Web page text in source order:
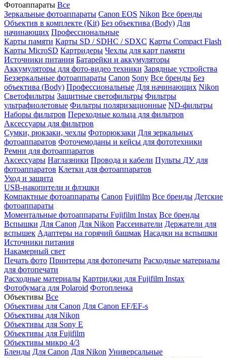
Фотоаппараты Все
Зеркальные фотоаппараты Canon EOS Nikon Все бренды
Объектив в комплекте (Kit) Без объектива (Body) Для
начинающих Профессиональные
Карты памяти Карты SD / SDHC / SDXC Карты Compact Flash
Карты MicroSD Картридеры Чехлы для карт памяти
Источники питания Батарейки и аккумуляторы
Аккумуляторы для фото-видео техники Зарядные устройства
Беззеркальные фотоаппараты Canon Sony Все бренды Без
объектива (Body) Профессиональные Для начинающих Nikon
Светофильтры Защитные светофильтры Фильтры
ультрафиолетовые Фильтры поляризационные ND-фильтры
Наборы фильтров Переходные кольца для фильтров
Аксессуары для фильтров
Сумки, рюкзаки, чехлы Фоторюкзаки Для зеркальных
фотоаппаратов Фоточемоданы и кейсы для фототехники
Ремни для фотоаппаратов
Аксессуары Наглазники Провода и кабели Пульты ДУ для
фотоаппаратов Клетки для фотоаппаратов
Уход и защита
USB-накопители и флэшки
Компактные фотоаппараты Canon Fujifilm Все бренды Детские
фотоаппараты
Моментальные фотоаппараты Fujifilm Instax Все бренды
Вспышки Для Canon Для Nikon Рассеиватели Держатели для
вспышек Адаптеры на горячий башмак Насадки на вспышки
Источники питания
Накамерный свет
Печать фото Принтеры для фотопечати Расходные материалы
для фотопечати
Расходные материалы Картриджи для Fujifilm Instax
Фотобумага для Polaroid Фотопленка
Объективы Все
Объективы для Canon Для Canon EF/EF-s
Объективы для Nikon
Объективы для Sony E
Объективы для Fujifilm
Объективы микро 4/3
Бленды Для Canon Для Nikon Универсальные